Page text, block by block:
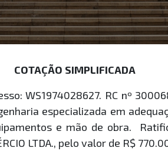
COTAÇÃO SIMPLIFICADA
WS1974028627. RC nº
especializada em
e mão de obra.
LTDA., pelo valor de R$